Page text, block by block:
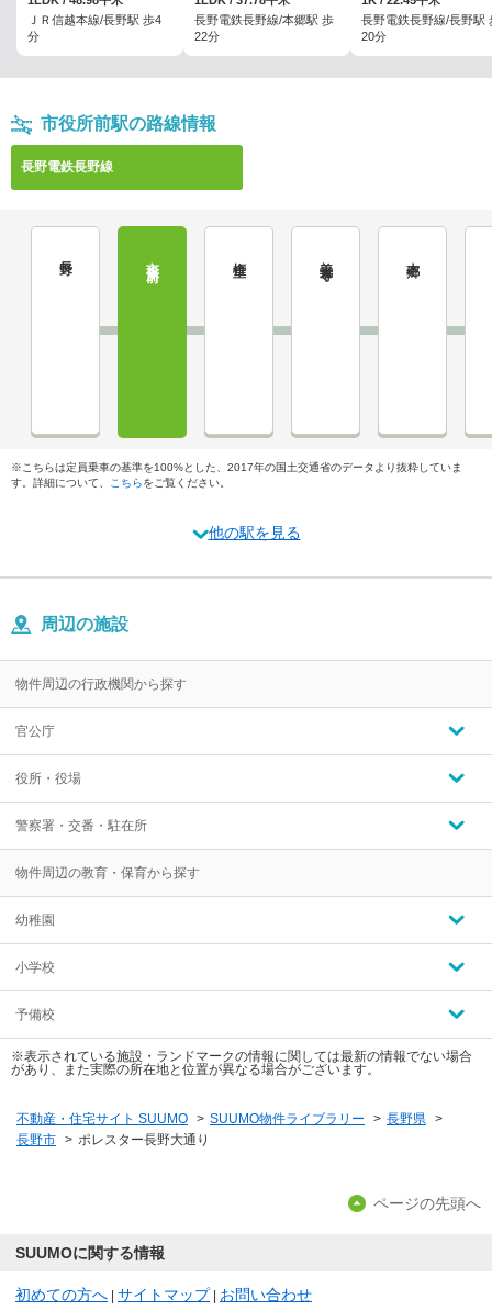
ＪＲ信越本線/長野駅 歩4
分
長野電鉄長野線/本郷駅 歩
22分
長野電鉄長野線/長野駅
20分
市役所前駅の路線情報
長野電鉄長野線
※こちらは定員乗車の基準を100%とした、2017年の国土交通省のデータより抜粋していま
す。詳細について、
こちらをご覧ください。
他の駅を見る
周辺の施設
物件周辺の行政機関から探す
官公庁
役所・役場
警察署・交番・駐在所
物件周辺の教育・保育から探す
幼稚園
小学校
予備校
※表示されている施設・ランドマークの情報に関しては最新の情報でない場合
があり、また実際の所在地と位置が異なる場合がございます。
不動産・住宅サイト SUUMO > SUUMO物件ライブラリー > 長野県 >
長野市 > ポレスター長野大通り
ページの先頭へ
SUUMOに関する情報
初めての方へ サイトマップ
お問い合わせ